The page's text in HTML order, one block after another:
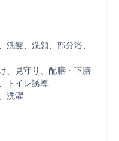
洗髪、洗顔、部分浴、
、見守り、配膳・下膳
トイレ誘導
洗濯